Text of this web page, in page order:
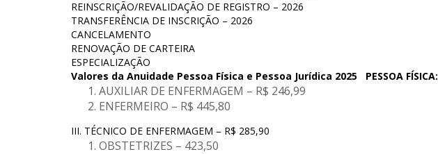
REINSCRIÇÃO/REVALIDAÇÃO DE REGISTRO – 2026
TRANSFERÊNCIA DE INSCRIÇÃO – 2026
CANCELAMENTO
RENOVAÇÃO DE CARTEIRA
ESPECIALIZAÇÃO
Valores da Anuidade Pessoa Física e Pessoa Jurídica 2025
PESSOA FÍSICA:
AUXILIAR DE ENFERMAGEM – R$ 246,99
ENFERMEIRO – R$ 445,80
III. TÉCNICO DE ENFERMAGEM – R$ 285,90
OBSTETRIZES – 423,50